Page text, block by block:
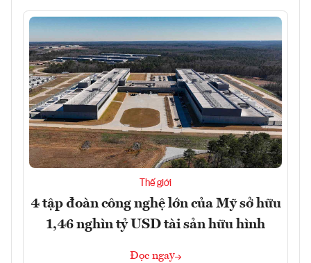
Thế giới
4 tập đoàn công nghệ lớn của Mỹ sở hữu
1,46 nghìn tỷ USD tài sản hữu hình
Đọc ngay